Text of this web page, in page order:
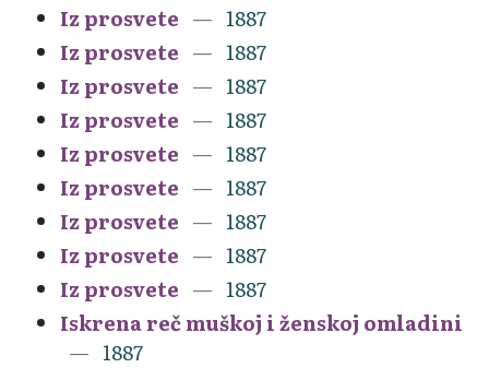
Iz prosvete
1887
Iz prosvete
1887
Iz prosvete
1887
Iz prosvete
1887
Iz prosvete
1887
Iz prosvete
1887
Iz prosvete
1887
Iz prosvete
1887
Iz prosvete
1887
Iskrena reč muškoj i ženskoj omladini
1887